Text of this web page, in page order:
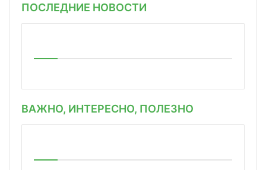
ПОСЛЕДНИЕ НОВОСТИ
ВАЖНО, ИНТЕРЕСНО, ПОЛЕЗНО